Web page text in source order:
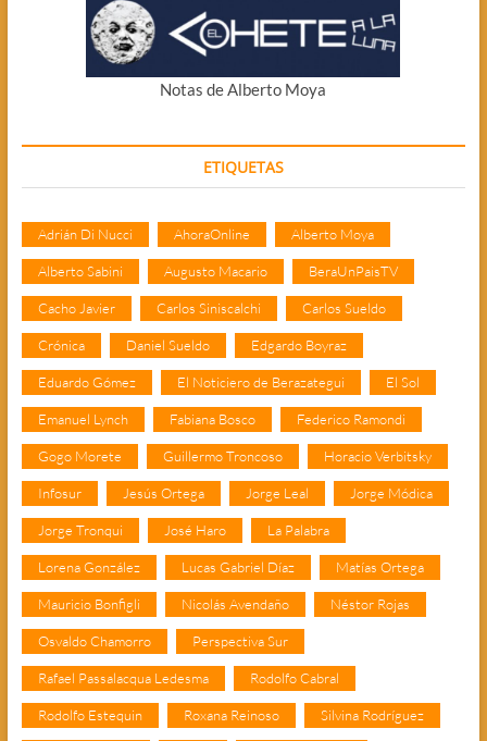
Notas de Alberto Moya
ETIQUETAS
Adrián Di Nucci AhoraOnline Alberto Moya
Alberto Sabini Augusto Macario BeraUnPaisTV
Cacho Javier Carlos Siniscalchi Carlos Sueldo
Crónica Daniel Sueldo Edgardo Boyraz
Eduardo Gómez El Noticiero de Berazategui El Sol
Emanuel Lynch Fabiana Bosco Federico Ramondi
Gogo Morete Guillermo Troncoso Horacio Verbitsky
Infosur Jesús Ortega Jorge Leal Jorge Módica
Jorge Tronqui José Haro La Palabra
Lorena González Lucas Gabriel Díaz Matías Ortega
Mauricio Bonfigli Nicolás Avendaño Néstor Rojas
Osvaldo Chamorro Perspectiva Sur
Rafael Passalacqua Ledesma Rodolfo Cabral
Rodolfo Estequin Roxana Reinoso Silvina Rodríguez